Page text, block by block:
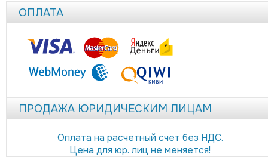
ОПЛАТА
ПРОДАЖА ЮРИДИЧЕСКИМ ЛИЦАМ
Оплата на расчетный счет без НДС.
Цена для юр. лиц не меняется!